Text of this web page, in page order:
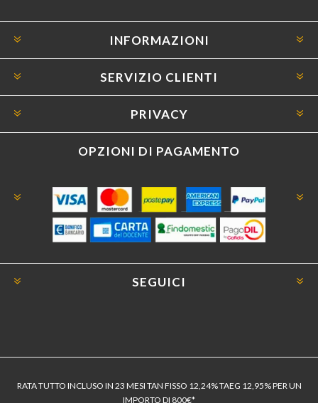
INFORMAZIONI
SERVIZIO CLIENTI
PRIVACY
OPZIONI DI PAGAMENTO
SEGUICI
RATA TUTTO INCLUSO IN 23 MESI TAN FISSO 12,24% TAEG 12,95% PER UN
IMPORTO DI 800€*